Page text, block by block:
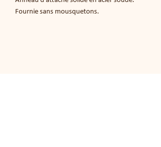
Fournie sans mousquetons.